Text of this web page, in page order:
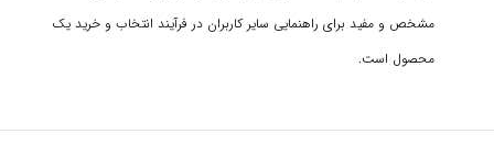
مشخص و مفید برای راهنمایی سایر کاربران در فرآیند انتخاب و خرید یک
محصول است.